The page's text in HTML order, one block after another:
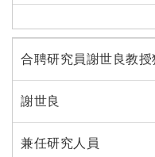
合聘研究員謝世良教
謝世良
兼任研究人員